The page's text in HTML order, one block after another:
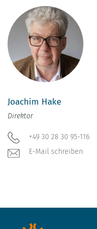
Joachim Hake
Direktor
+49 30 28 30 95-116
E-Mail schreiben